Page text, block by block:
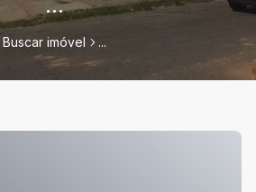
...
Buscar imóvel ...